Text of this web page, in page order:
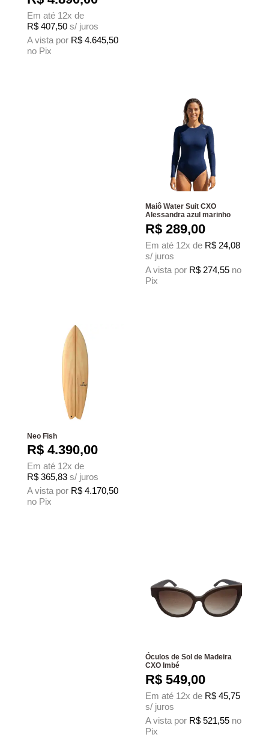
Em até 12x de
R$ 407,50 s/ juros
A vista por R$ 4.645,50
no Pix
Maiô Water Suit CXO
Alessandra azul marinho
R$ 289,00
Em até 12x de R$ 24,08
s/ juros
A vista por R$ 274,55 no
Pix
Neo Fish
R$ 4.390,00
Em até 12x de
R$ 365,83 s/ juros
A vista por R$ 4.170,50
no Pix
Óculos de Sol de Madeira
CXO Imbé
R$ 549,00
Em até 12x de R$ 45,75
s/ juros
A vista por R$ 521,55 no
Pix